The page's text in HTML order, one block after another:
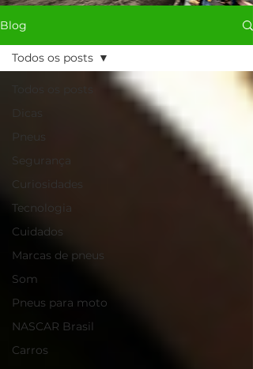
Blog
Dicas
Pneus
Segurança
Curiosidades
Tecnologia
Cuidados
Marcas de pneus
Som
Pneus para moto
NASCAR Brasil
Carros
Todos os posts